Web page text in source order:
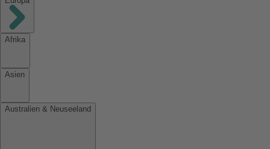
Afrika
Asien
Australien & Neuseeland